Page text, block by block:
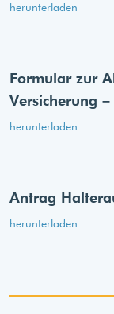
herunterladen
Formular zur
Versicherung –
herunterladen
Antrag
herunterladen